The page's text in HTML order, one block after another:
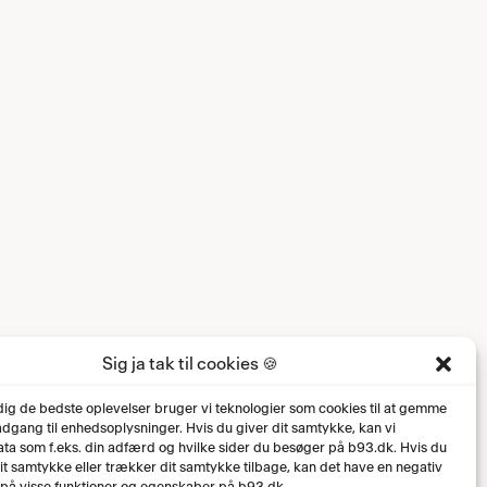
Sig ja tak til cookies 🍪
de bedste oplevelser bruger vi teknologier som cookies til at gemme
til enhedsoplysninger. Hvis du giver dit samtykke, kan vi
som f.eks. din adfærd og hvilke sider du besøger på b93.dk. Hvis du
samtykke eller trækker dit samtykke tilbage, kan det have en negativ